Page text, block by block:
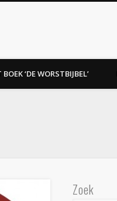
‘DE WORSTBIJBEL’
Zoek